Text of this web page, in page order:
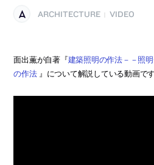
ARCHITECTURE VIDEO
面出薫が自著『建築照明の作法－－照
の作法 』について解説している動画です